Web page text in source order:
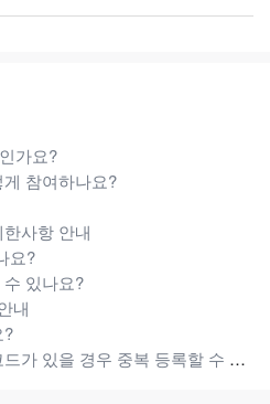
가요?
참여하나요?
사항 안내
요?
있나요?
내
?
하나의 이벤트에 여러 코드가 있을 경우 중복 등록할 수 있나요?